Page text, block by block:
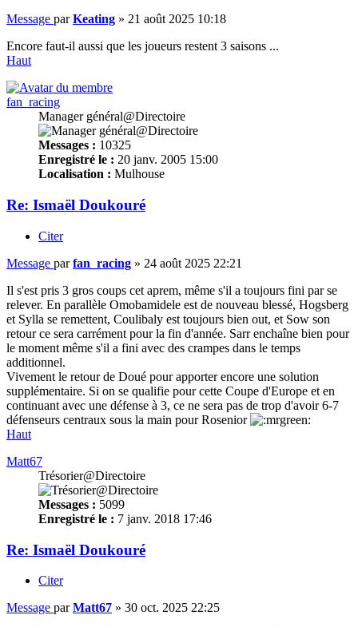
Message parKeating » 21 août 2025 10:18
Encore faut-il aussi que les joueurs restent 3 saisons ...
Haut
fan_racing
Manager général@Directoire
Messages : 10325
Enregistré le : 20 janv. 2005 15:00
Localisation : Mulhouse
Re: Ismaël Doukouré
Citer
Message parfan_racing » 24 août 2025 22:21
Il s'est pris 3 gros coups cet aprem, même s'il a toujours fini par se
relever. En parallèle Omobamidele est de nouveau blessé, Hogsberg
et Sylla se remettent, Coulibaly est toujours bien out, et Sow son
retour ce sera carrément pour la fin d'année. Sarr enchaîne bien pour
le moment même s'il a fini avec des crampes dans le temps
additionnel.
Vivement le retour de Doué pour apporter encore une solution
supplémentaire. Si on se qualifie pour cette Coupe d'Europe et en
continuant avec une défense à 3, ce ne sera pas de trop d'avoir 6-7
défenseurs centraux sous la main pour Rosenior
Haut
Matt67
Trésorier@Directoire
Messages : 5099
Enregistré le : 7 janv. 2018 17:46
Re: Ismaël Doukouré
Citer
Message parMatt67 » 30 oct. 2025 22:25